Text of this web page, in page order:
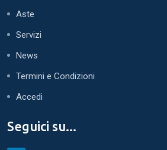
Aste
Servizi
News
Termini e Condizioni
Accedi
Seguici su...